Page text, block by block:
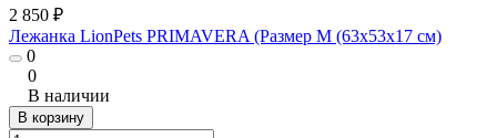
2 850 ₽
Лежанка LionPets PRIMAVERA (Размер M (63x53х17 см)
0
0
В наличии
В корзину